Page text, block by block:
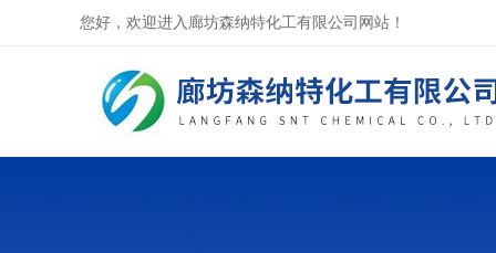
您好，欢迎进入廊坊森纳特化工有限公司网站！